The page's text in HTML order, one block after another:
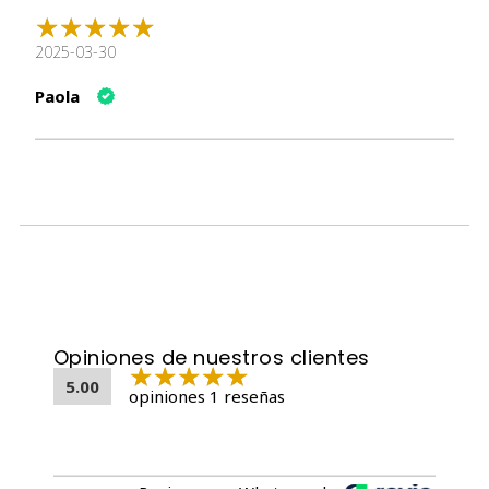
Atún deshuesado
extracto de atún, glucosamina, taurina y vitamina E.
Proteína Mínima
7.0%
Energía
46.06 kcal/100g
Promueve la Salud Articular: Laglucosaminaayuda
2025-03-30
Paola
Opiniones de nuestros clientes
5.00 opiniones 1 reseñas